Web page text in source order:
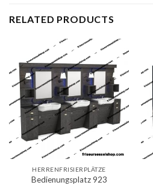
RELATED PRODUCTS
HERRENFRISIERPLÄTZE
Bedienungsplatz 923